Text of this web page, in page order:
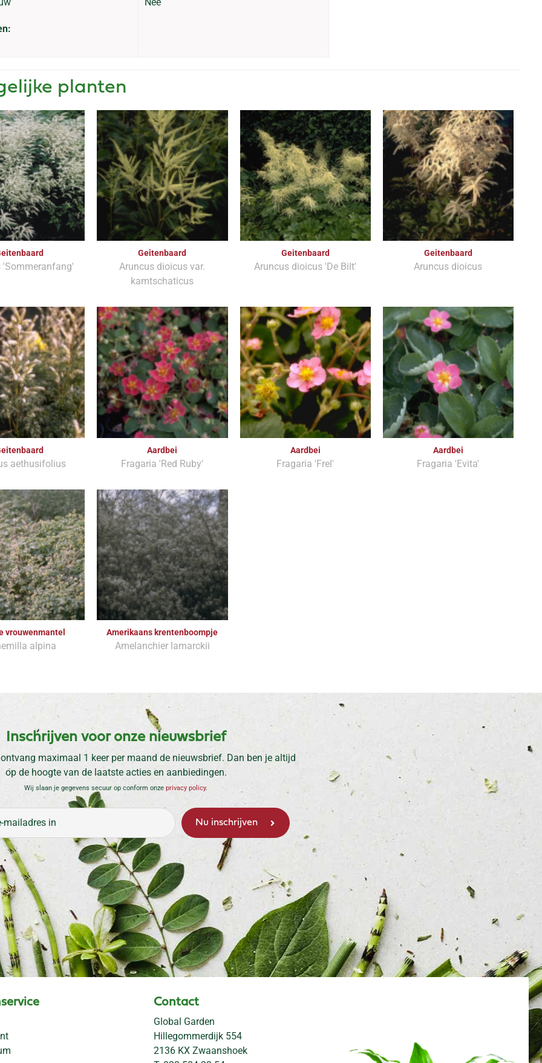
planten
'Sommeranfang'
Geitenbaard
Aruncus dioicus var.
kamtschaticus
Geitenbaard
Aruncus dioicus 'De Bilt'
Geitenbaard
Aruncus dioicus
aethusifolius
Aardbei
Fragaria 'Red Ruby'
Aardbei
Fragaria 'Frel'
Aardbei
Fragaria 'Evita'
vrouwenmantel
alpina
Amerikaans krentenboompje
Amelanchier lamarckii
Inschrijven voor onze nieuwsbrief
maximaal 1 keer per maand de nieuwsbrief. Dan ben je altijd
op de hoogte van de laatste acties en aanbiedingen.
Wij slaan je gegevens secuur op conform onze privacy policy.
Contact
Global Garden
Hillegommerdijk 554
2136 KX Zwaanshoek